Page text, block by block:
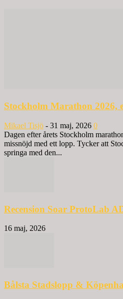
Stockholm Marathon 2026,
Mikael Tisjö - 31 maj, 2026 0
Dagen efter årets Stockholm
missnöjd med ett lopp. Tycker att
springa med den...
Recension Soar ProtoLab
16 maj, 2026
Bålsta Stadslopp &